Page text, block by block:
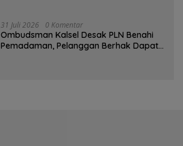
31 Juli 2026 0 Komentar
Ombudsman Kalsel Desak PLN Benahi
Pemadaman, Pelanggan Berhak Dapat